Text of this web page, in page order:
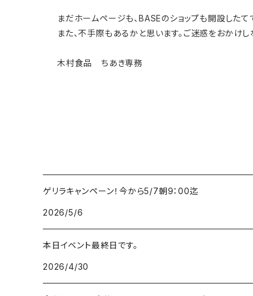
まだホームページも、BASEのショップも開設したて
また、不手際もあるかと思います。ご迷惑をおかけし
木村食品 ちあき専務
ゲリラキャンペーン！今から5/7朝9：00迄
2026/5/6
本日イベント最終日です。
2026/4/30